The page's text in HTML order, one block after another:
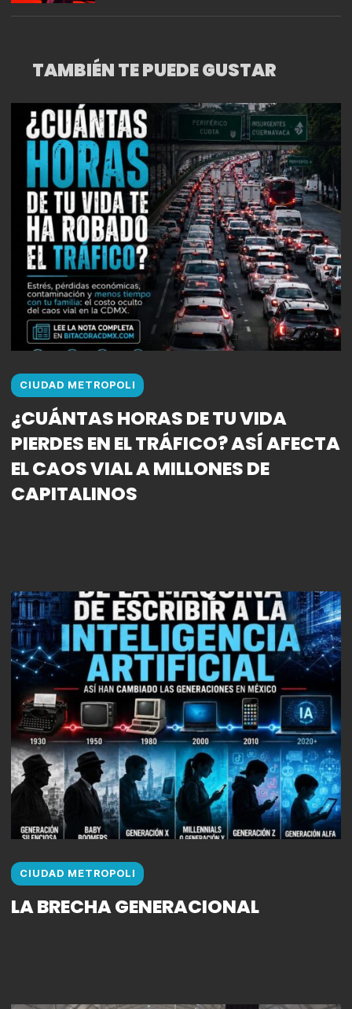
TAMBIÉN TE PUEDE GUSTAR
CIUDAD METROPOLI
¿CUÁNTAS HORAS DE TU VIDA
PIERDES EN EL TRÁFICO? ASÍ AFECTA
EL CAOS VIAL A MILLONES DE
CAPITALINOS
CIUDAD METROPOLI
LA BRECHA GENERACIONAL